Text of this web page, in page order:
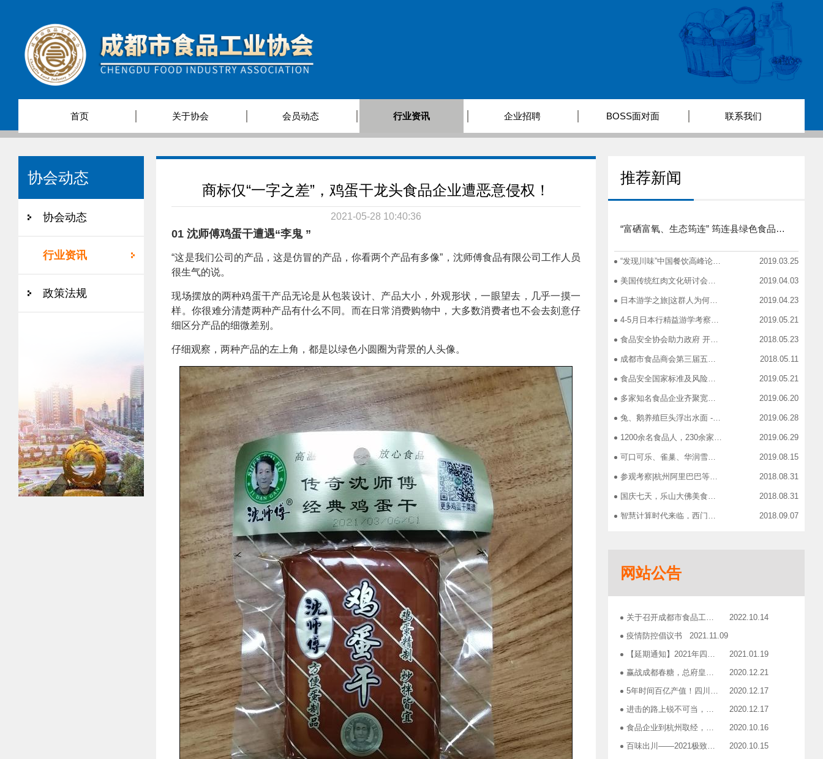
首页 关于协会 会员动态 行业资讯 企业招聘 BOSS面对面 联系我们
协会动态
协会动态
行业资讯
政策法规
商标仅“一字之差”，鸡蛋干龙头食品企业遭恶意侵权！
2021-05-28 10:40:36
01 沈师傅鸡蛋干遭遇“李鬼 ”
“这是我们公司的产品，这是仿冒的产品，你看两个产品有多像”，沈师傅食品有限公司工作人员
很生气的说。
现场摆放的两种鸡蛋干产品无论是从包装设计、产品大小，外观形状，一眼望去，几乎一摸一
样。你很难分清楚两种产品有什么不同。而在日常消费购物中，大多数消费者也不会去刻意仔
细区分产品的细微差别。
仔细观察，两种产品的左上角，都是以绿色小圆圈为背景的人头像。
推荐新闻
“富硒富氧、生态筠连” 筠连县绿色食品产业招商推介会圆满举行
“发现川味”中国餐饮高峰论坛在蓉举办 2019.03.25
美国传统红肉文化研讨会在蓉召开 2019.04.03
日本游学之旅|这群人为何引得7-11总部5大高管集团出动 2019.04.23
4-5月日本行精益游学考察，探访标杆企业、解析成功密码 2019.05.21
食品安全协会助力政府 开展生产环节、流通环节、餐饮环节培训会 2018.05.23
成都市食品商会第三届五次常务理事会召开 2018.05.11
食品安全国家标准及风险管控培训——新都站、广汉站、简阳站 2019.05.21
多家知名食品企业齐聚宽窄巷子，助力“2019食品安全宣传周” 2019.06.20
兔、鹅养殖巨头浮出水面 ----新疆昆仑绿源亮相成都餐饮供应链展 引领绿色食材新高度 2019.06.28
1200余名食品人，230余家特色食品企业，50余家新零售平台齐聚成都“搞事情”！ 2019.06.29
可口可乐、雀巢、华润雪花、旺旺、百威、青岛啤酒，销售过亿的经销商等齐聚上海，只为2019中国快消品大会！ 2019.08.15
参观考察|杭州阿里巴巴等电商平台深度对接，仅剩3个名额！ 2018.08.31
国庆七天，乐山大佛美食展，卖到断货你怕了吗？ 2018.08.31
智慧计算时代来临，西门子助力传统产业数字化转型升级！ 2018.09.07
广汉市VOCs治理现场会在广汉市金星彩印包装有限公司隆重举行！
企业如何用低成本做营销——成都市食品商会企业家沙龙活动 2018.11.16
2019糖酒会，100大创新产品发布会在蓉举行 2019.03.25
成都市食品商会第三届七次常务理事会顺利举行
网站公告
关于召开成都市食品工业协会第三届三次理事会的通知
2022.10.14
疫情防控倡议书
2021.11.09
【延期通知】2021年四川食品行业年会
2021.01.19
赢战成都春糖，总府皇冠是您最正确的选择！
2020.12.21
5年时间百亿产值！四川食品行业「十亿俱乐部」合伙人招募！
2020.12.17
进击的路上锐不可当，千亿级资源扬帆赋能！电商启航班招募啦！
2020.12.17
食品企业到杭州取经，爆品打造的必经之路
2020.10.16
百味出川——2021极致爆品打造之旅报名开启
2020.10.15